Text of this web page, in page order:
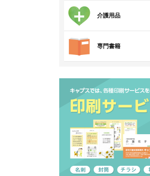
介護用品
専門書籍